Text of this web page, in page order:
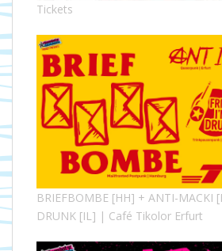
Tickets
BRIEFBOMBE [HH] + ANTI-MACKI
DRUNK [IL] | Café Tikolor Erfurt